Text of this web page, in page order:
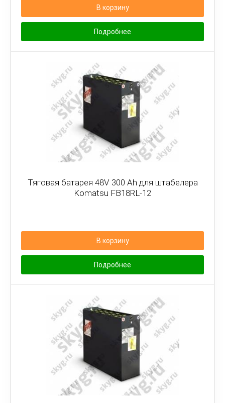
В корзину
Подробнее
Тяговая батарея 48V 300 Ah для штабелера
Komatsu FB18RL-12
В корзину
Подробнее